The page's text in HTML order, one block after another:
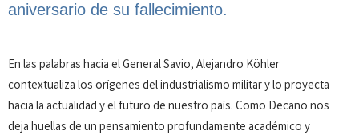
aniversario de su fallecimiento.
En las palabras hacia el General Savio, Alejandro Köhler
contextualiza los orígenes del industrialismo militar y lo proyecta
hacia la actualidad y el futuro de nuestro país. Como Decano nos
deja huellas de un pensamiento profundamente académico y